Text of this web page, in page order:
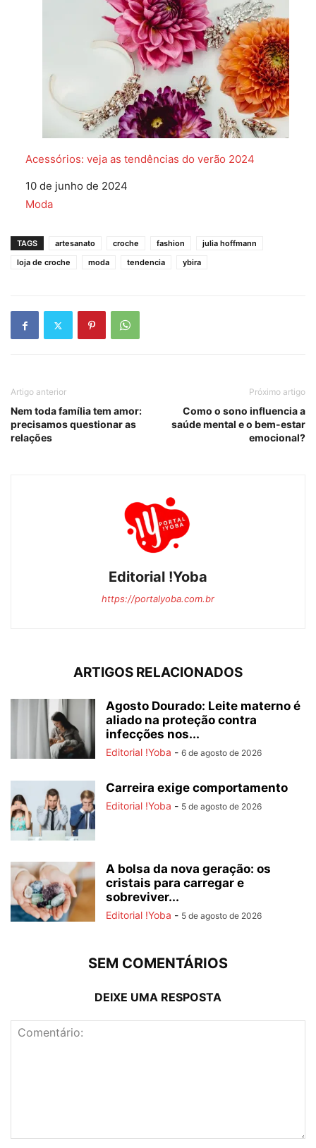
Acessórios: veja as tendências do verão 2024
Data
10 de junho de 2024
Em relação a
Moda
TAGS artesanato croche fashion
julia hoffmann
loja de croche
moda tendencia ybira
Artigo anterior
Nem toda família tem amor:
precisamos questionar as
relações
Próximo artigo
Como o sono influencia a
saúde mental e o bem-estar
emocional?
Editorial !Yoba
https://portalyoba.com.br
ARTIGOS RELACIONADOS
Agosto Dourado: Leite materno é
aliado na proteção contra
infecções nos...
Editorial !Yoba - 6 de agosto de 2026
Carreira exige comportamento
Editorial !Yoba - 5 de agosto de 2026
A bolsa da nova geração: os
cristais para carregar e
sobreviver...
Editorial !Yoba - 5 de agosto de 2026
SEM COMENTÁRIOS
DEIXE UMA RESPOSTA